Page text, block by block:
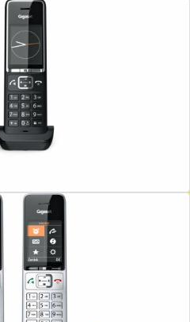
Comfort 550HX schwarz/chrom